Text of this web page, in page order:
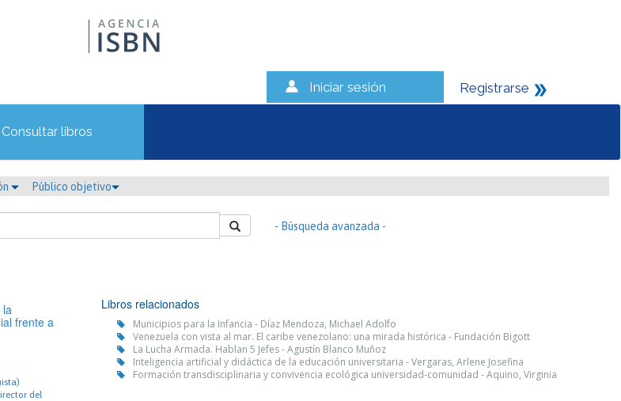
Iniciar sesión Registrarse
Consultar libros
Público objetivo
- Búsqueda avanzada -
la
frente a
del
Libros relacionados
Municipios para la Infancia - Díaz Mendoza, Michael Adolfo
Venezuela con vista al mar. El caribe venezolano: una mirada histórica - Fundación Bigott
La Lucha Armada. Hablan 5 Jefes - Agustín Blanco Muñoz
Inteligencia artificial y didáctica de la educación universitaria - Vergaras, Arlene Josefina
Formación transdisciplinaria y convivencia ecológica universidad-comunidad - Aquino, Virginia